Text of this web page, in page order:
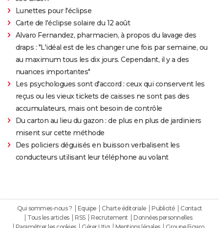
Lunettes pour l'éclipse
Carte de l'éclipse solaire du 12 août
Alvaro Fernandez, pharmacien, à propos du lavage des
draps : "L'idéal est de les changer une fois par semaine, ou
au maximum tous les dix jours. Cependant, il y a des
nuances importantes"
Les psychologues sont d'accord : ceux qui conservent les
reçus ou les vieux tickets de caisses ne sont pas des
accumulateurs, mais ont besoin de contrôle
Du carton au lieu du gazon : de plus en plus de jardiniers
misent sur cette méthode
Des policiers déguisés en buisson verbalisent les
conducteurs utilisant leur téléphone au volant
Qui sommes-nous ? Equipe Charte éditoriale Publicité
Contact
Tous les articles
RSS Recrutement
Données personnelles